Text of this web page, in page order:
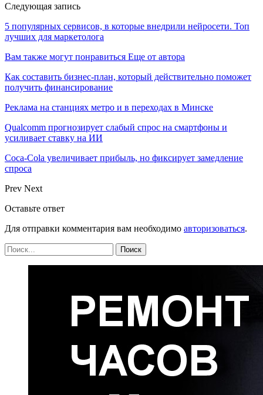
Следующая запись
5 популярных сервисов, в которые внедрили нейросети. Топ
лучших для маркетолога
Вам также могут понравиться Еще от автора
Как составить бизнес-план, который действительно поможет
получить финансирование
Реклама на станциях метро и в переходах в Минске
Qualcomm прогнозирует слабый спрос на смартфоны и
усиливает ставку на ИИ
Coca-Cola увеличивает прибыль, но фиксирует замедление
спроса
Prev Next
Оставьте ответ
Для отправки комментария вам необходимо авторизоваться.